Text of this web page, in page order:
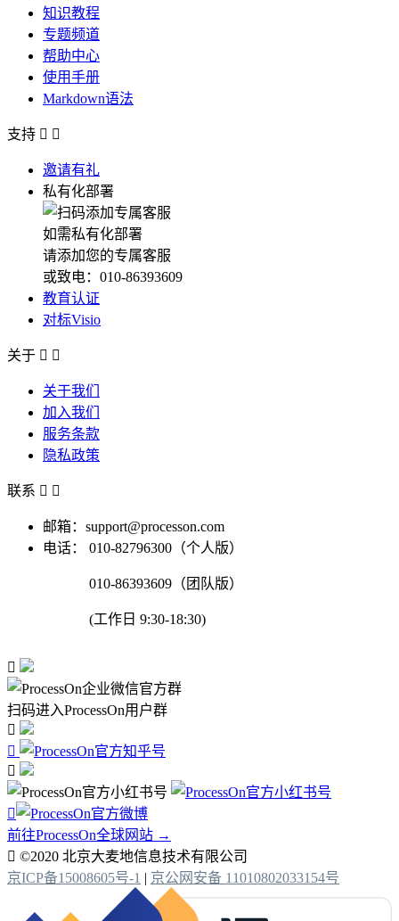
知识教程
专题频道
帮助中心
使用手册
Markdown语法
支持  
邀请有礼
私有化部署
如需私有化部署
请添加您的专属客服
或致电：010-86393609
教育认证
对标Visio
关于  
关于我们
加入我们
服务条款
隐私政策
联系  
邮箱：support@processon.com
电话：
010-82796300（个人版）
010-86393609（团队版）
(工作日 9:30-18:30)

扫码进入ProcessOn用户群




前往ProcessOn全球网站 →
 ©2020 北京大麦地信息技术有限公司
京ICP备15008605号-1 | 京公网安备 11010802033154号